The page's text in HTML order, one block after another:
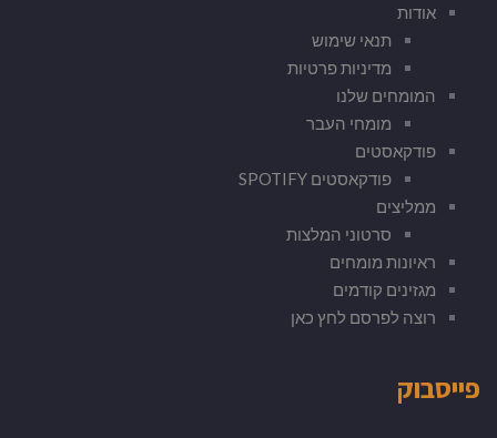
אודות
תנאי שימוש
מדיניות פרטיות
המומחים שלנו
מומחי העבר
פודקאסטים
פודקאסטים SPOTIFY
ממליצים
סרטוני המלצות
ראיונות מומחים
מגזינים קודמים
רוצה לפרסם לחץ כאן
פייסבוק